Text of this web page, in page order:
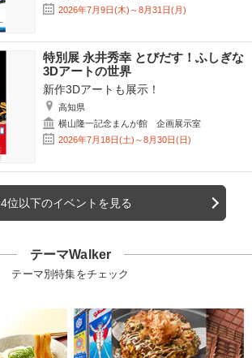
2026年7月9日(木)～8月31日(月)
特別展 永井秀幸 とびだす！ふしぎな
3Dアートの世界
新作3Dアートも展示！
高知県
横山隆一記念まんが館 企画展示室
2026年7月18日(土)～8月30日(日)
4位以下のイベントを見る
テーマWalker
テーマ別特集をチェック